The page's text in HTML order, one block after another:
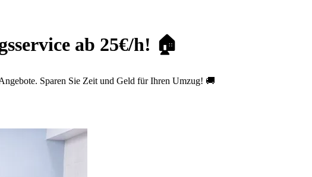
ab 25€/h! 🏠
Sparen Sie Zeit und Geld für Ihren Umzug! 🚚